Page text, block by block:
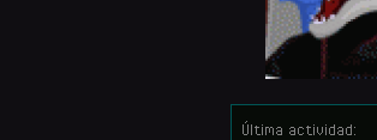
Última actividad: